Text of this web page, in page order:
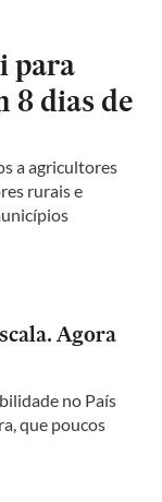
para
8 dias de
a agricultores
rurais e
Agora
no País
que poucos